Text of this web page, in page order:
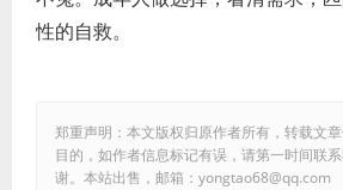
性的自救。
郑重声明：本文版权归原作者所有，转载文
目的，如作者信息标记有误，请第一时间联
谢。本站出售，邮箱：yongtao68@qq.com